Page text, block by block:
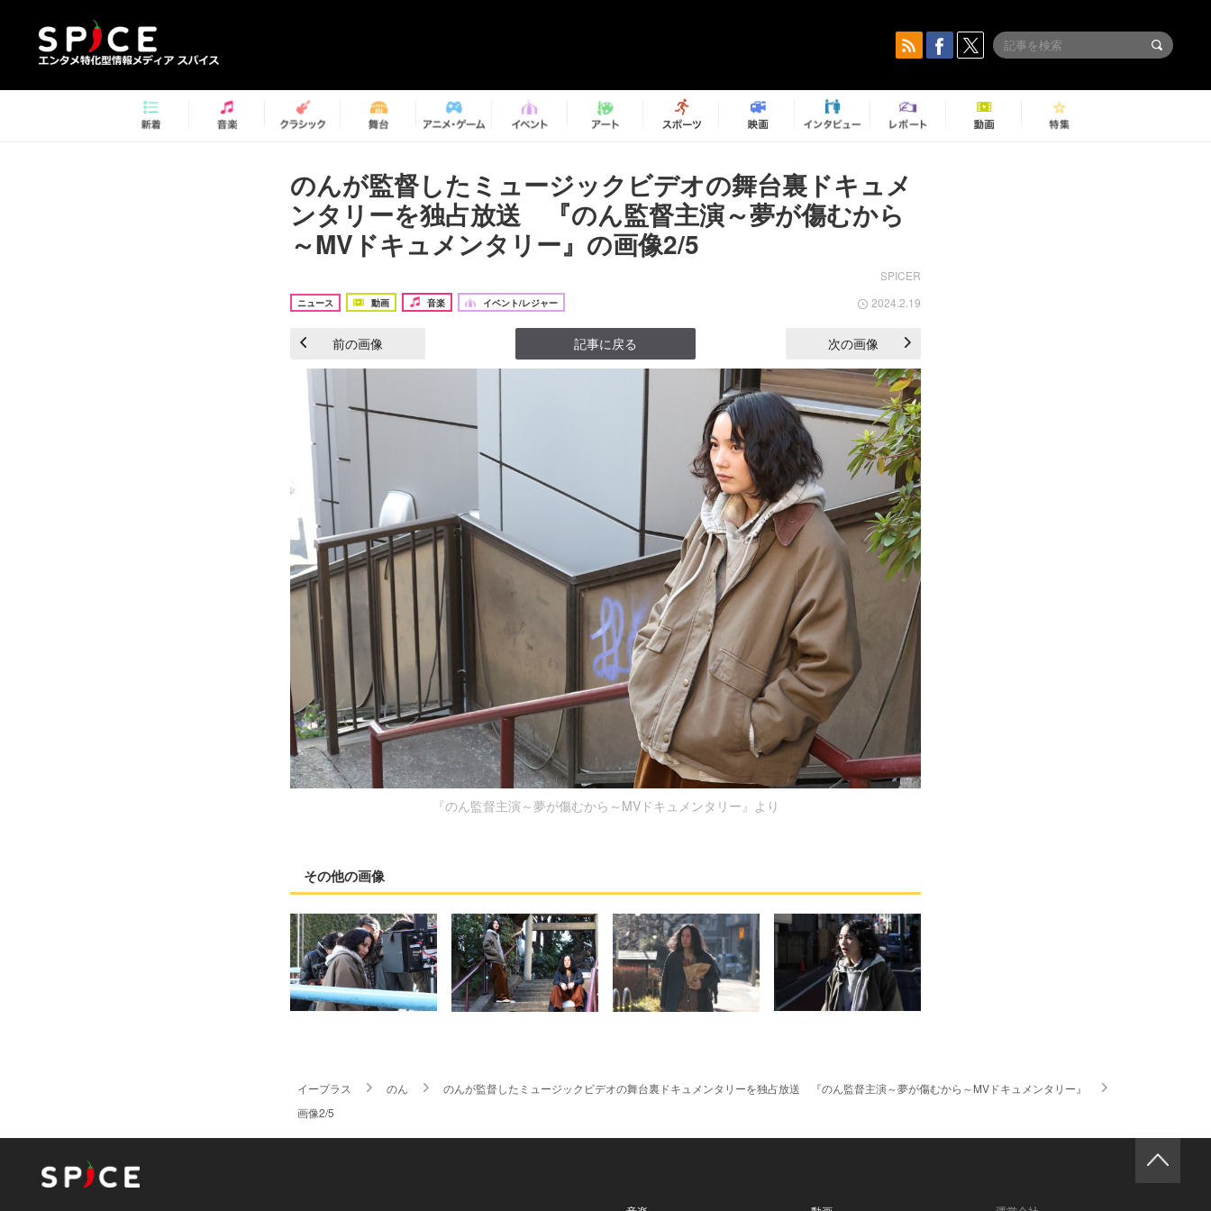
のんが監督したミュージックビデオの舞台裏ドキュメ
ンタリーを独占放送 『のん監督主演～夢が傷むから
～MVドキュメンタリー』の画像2/5
SPICER
ニュース 動画 音楽 イベント/レジャー 2024.2.19
前の画像 記事に戻る 次の画像
『のん監督主演～夢が傷むから～MVドキュメンタリー』より
その他の画像
イープラス のん
のんが監督したミュージックビデオの舞台裏ドキュメンタリーを独占放送 『のん監督主演～夢が傷むから～MVドキュメンタリー』
画像2/5